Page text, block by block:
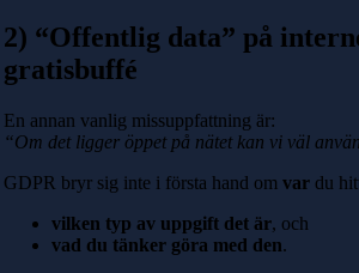
2) “Offentlig data” på
gratisbuffé
En annan vanlig missuppfattning är:
“Om det ligger öppet på nätet kan vi väl
GDPR bryr sig inte i första hand om var du
vilken typ av uppgift det är, och
vad du tänker göra med den.